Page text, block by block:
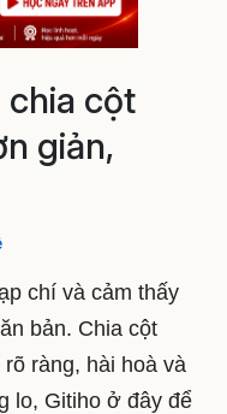
chia cột
giản,
chí và cảm thấy
bản. Chia cột
ràng, hài hoà và
lo, Gitiho ở đây để